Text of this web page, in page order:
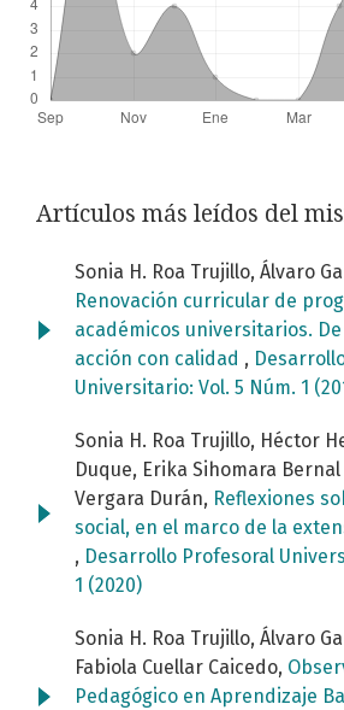
Artículos más leídos del
Sonia H. Roa Trujillo, Álvaro
Renovación curricular de
académicos universitarios.
acción con calidad ,
Universitario: Vol. 5 Núm. 1
Sonia H. Roa Trujillo, Héctor
Duque, Erika Sihomara
Vergara Durán, Reflexiones
social, en el marco de la
, Desarrollo Profesoral
1 (2020)
Sonia H. Roa Trujillo, Álvaro
Fabiola Cuellar Caicedo,
Pedagógico en Aprendizaje